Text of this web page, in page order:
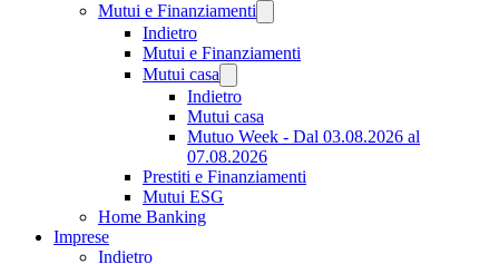
Mutui e Finanziamenti
Indietro
Mutui e Finanziamenti
Mutui casa
Indietro
Mutui casa
Mutuo Week - Dal 03.08.2026 al
07.08.2026
Prestiti e Finanziamenti
Mutui ESG
Home Banking
Imprese
Indietro